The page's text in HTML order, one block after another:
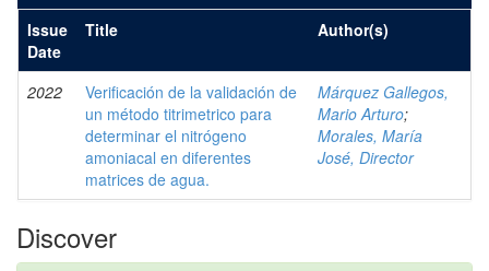
Issue
Date
Title Author(s)
2022
Verificación de la validación de
un método titrimetrico para
determinar el nitrógeno
amoniacal en diferentes
matrices de agua.
Márquez Gallegos,
Mario Arturo;
Morales, María
José, Director
Discover